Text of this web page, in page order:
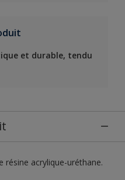
et durable, tendu
résine acrylique-uréthane.